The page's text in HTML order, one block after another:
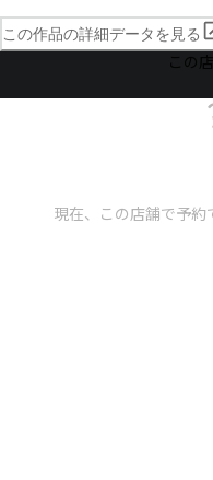
この作品の詳細データを見る
この
現在、この店舗で予